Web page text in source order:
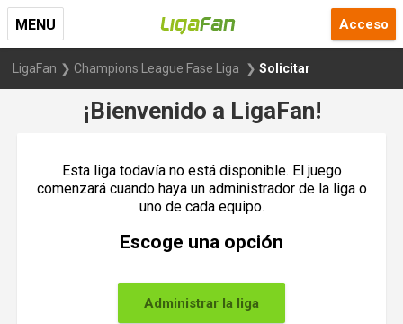
MENU Acceso
LigaFan Champions League Fase Liga Solicitar
¡Bienvenido a LigaFan!
Esta liga todavía no está disponible. El juego
comenzará cuando haya un administrador de la liga o
uno de cada equipo.
Escoge una opción
Administrar la liga